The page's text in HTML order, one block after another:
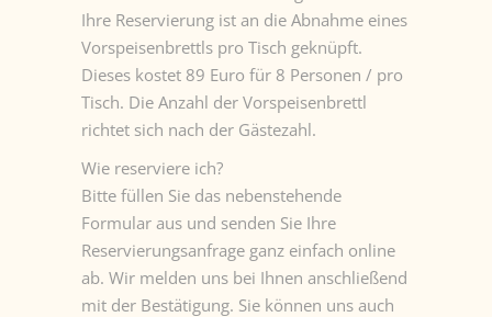
Ihre Reservierung ist an die Abnahme eines
Vorspeisenbrettls pro Tisch geknüpft.
Dieses kostet 89 Euro für 8 Personen / pro
Tisch. Die Anzahl der Vorspeisenbrettl
richtet sich nach der Gästezahl.
Wie reserviere ich?
Bitte füllen Sie das nebenstehende
Formular aus und senden Sie Ihre
Reservierungsanfrage ganz einfach online
ab. Wir melden uns bei Ihnen anschließend
mit der Bestätigung. Sie können uns auch